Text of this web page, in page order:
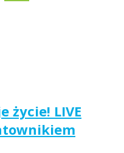
życie! LIVE